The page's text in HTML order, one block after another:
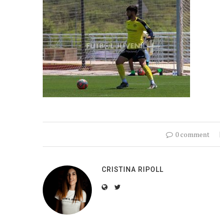
0 comment
CRISTINA RIPOLL